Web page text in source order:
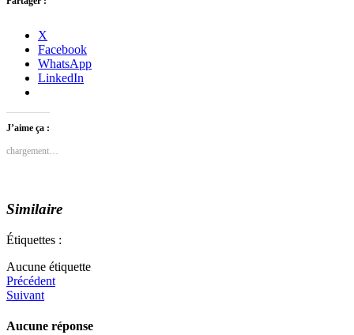
X
Facebook
WhatsApp
LinkedIn
J’aime ça :
chargement…
Similaire
Étiquettes :
Aucune étiquette
Précédent
Suivant
Aucune réponse